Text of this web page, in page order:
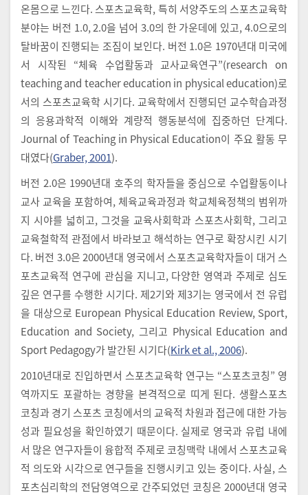
온몸으로 느낀다. 스포츠교육학, 특히 서양주도의 스포츠교육학
분야는 버전 1.0, 2.0을 넘어 3.0의 한 가운데에 있고, 4.0으로의
탈바꿈이 진행되는 조짐이 보인다. 버전 1.0은 1970년대 미국에
서 시작된 “체육 수업활동과 교사교육연구”(research on
teaching and teacher education in physical education)로
서의 스포츠교육학 시기다. 교육학에서 진행되던 교수학습과정
의 응용과학적 이해와 계량적 행동분석에 집중하던 단계다.
Journal of Teaching in Physical Education이 주요 활동 무
대였다(Graber, 2001).
버전 2.0은 1990년대 호주의 학자들을 중심으로 수업활동이나
교사 교육을 포함하여, 체육교육과정과 학교체육정책의 범위까
지 시야를 넓히고, 그것을 교육사회학과 스포츠사회학, 그리고
교육철학적 관점에서 바라보고 해석하는 연구로 확장시킨 시기
다. 버전 3.0은 2000년대 영국에서 스포츠교육학자들이 대거 스
포츠교육적 연구에 관심을 지니고, 다양한 영역과 주제로 심도
깊은 연구를 수행한 시기다. 제2기와 제3기는 영국에서 전 유럽
을 대상으로 European Physical Education Review, Sport,
Education and Society, 그리고 Physical Education and
Sport Pedagogy가 발간된 시기다(Kirk et al., 2006).
2010년대로 진입하면서 스포츠교육학 연구는 “스포츠코칭” 영
역까지도 포괄하는 경향을 본격적으로 띠게 된다. 생활스포츠
코칭과 경기 스포츠 코칭에서의 교육적 차원과 접근에 대한 가능
성과 필요성을 확인하였기 때문이다. 실제로 영국과 유럽 내에
서 많은 연구자들이 융합적 주제로 코칭맥락 내에서 스포츠교육
적 의도와 시각으로 연구들을 진행시키고 있는 중이다. 사실, 스
포츠심리학의 전담영역으로 간주되었던 코칭은 2000년대 영국